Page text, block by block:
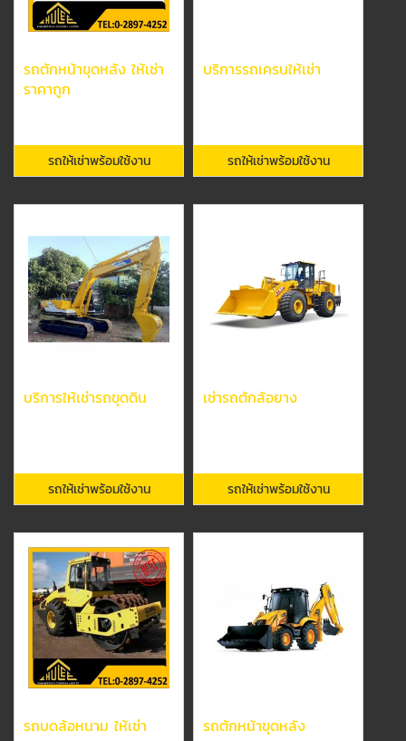
รถตักหน้าขุดหลัง ให้เช่า
ราคาถูก
รถให้เช่าพร้อมใช้งาน
บริการรถเครนให้เช่า
รถให้เช่าพร้อมใช้งาน
บริการให้เช่ารถขุดดิน
รถให้เช่าพร้อมใช้งาน
เช่ารถตักล้อยาง
รถให้เช่าพร้อมใช้งาน
รถบดล้อหนาม ให้เช่า รถตักหน้าขุดหลัง